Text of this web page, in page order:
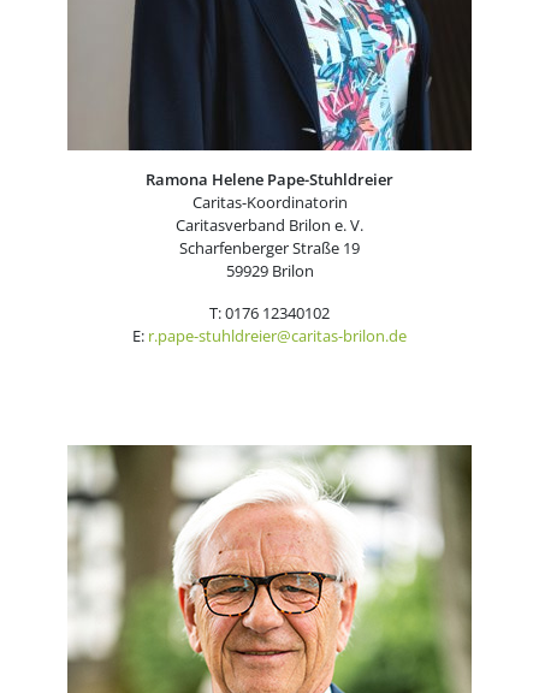
Ramona Helene Pape-Stuhldreier
Caritas-Koordinatorin
Caritasverband Brilon e. V.
Scharfenberger Straße 19
59929 Brilon
T: 0176 12340102
E: r.pape-stuhldreier@caritas-brilon.de